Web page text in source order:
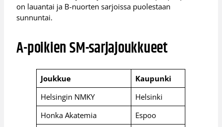
on lauantai ja B-nuorten sarjoissa puolestaan
sunnuntai.
A-poikien SM-sarjajoukkueet
Joukkue
Kaupunki
Helsingin NMKY
Helsinki
Honka Akatemia
Espoo